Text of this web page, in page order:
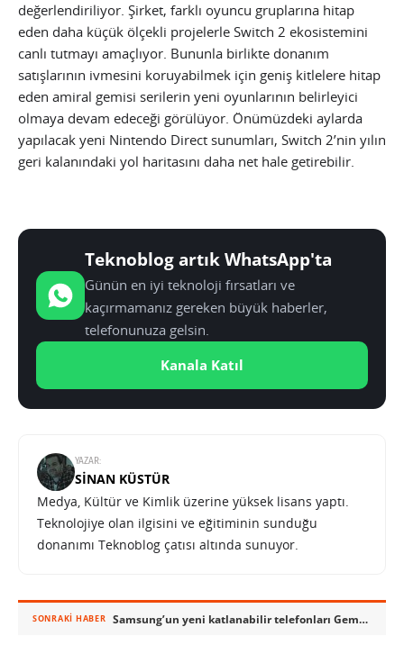
değerlendiriliyor. Şirket, farklı oyuncu gruplarına hitap
eden daha küçük ölçekli projelerle Switch 2 ekosistemini
canlı tutmayı amaçlıyor. Bununla birlikte donanım
satışlarının ivmesini koruyabilmek için geniş kitlelere hitap
eden amiral gemisi serilerin yeni oyunlarının belirleyici
olmaya devam edeceği görülüyor. Önümüzdeki aylarda
yapılacak yeni Nintendo Direct sunumları, Switch 2’nin yılın
geri kalanındaki yol haritasını daha net hale getirebilir.
Teknoblog artık WhatsApp'ta
Günün en iyi teknoloji fırsatları ve
kaçırmamanız gereken büyük haberler,
telefonunuza gelsin.
Kanala Katıl
YAZAR:
SINAN KÜSTÜR
Medya, Kültür ve Kimlik üzerine yüksek lisans yaptı.
Teknolojiye olan ilgisini ve eğitiminin sunduğu
donanımı Teknoblog çatısı altında sunuyor.
SONRAKI HABER Samsung’un yeni katlanabilir telefonları Gemini Intelligence ile çıkabilir